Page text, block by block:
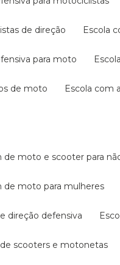
de direção escola
para moto
de moto escola com
de moto e scooter para
de moto para mulheres
direção defensiva
scooters e motonetas